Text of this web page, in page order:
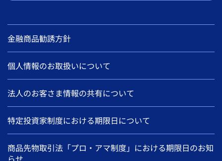
金融商品勧誘方針
個人情報のお取扱いについて
法人のお客さま情報の共有について
特定投資家制度における期限日について
商品先物取引法「プロ・アマ制度」における期限日のお知
らせ